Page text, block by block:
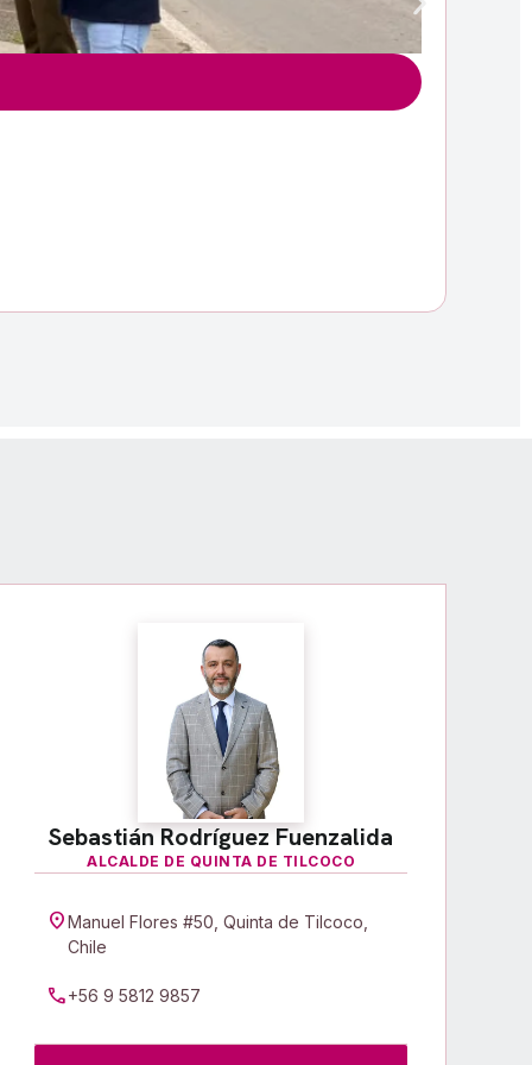
Sebastián Rodríguez Fuenzalida
ALCALDE DE QUINTA DE TILCOCO
location_onManuel Flores #50, Quinta de Tilcoco,
Chile
call+56 9 5812 9857